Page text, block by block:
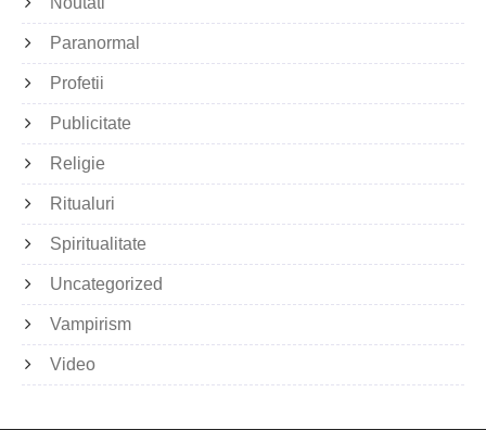
Paranormal
Profetii
Publicitate
Religie
Ritualuri
Spiritualitate
Uncategorized
Vampirism
Video